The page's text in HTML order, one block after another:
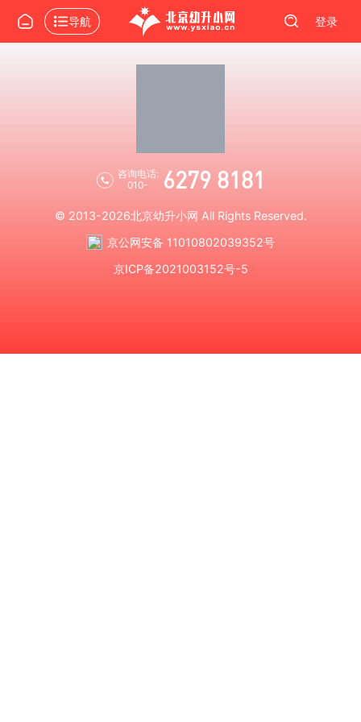
导航 登录
咨询电话:
010-
6279 8181
© 2013-2026北京幼升小网 All Rights Reserved.
京公网安备 11010802039352号
京ICP备2021003152号-5